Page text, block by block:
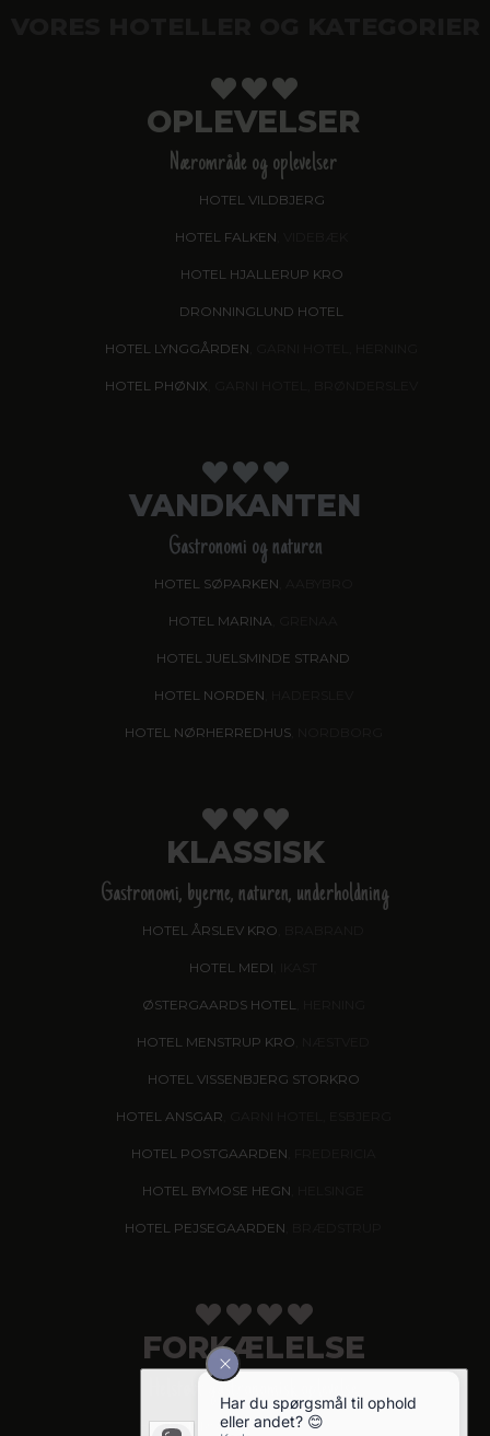
OPLEVELSER
Nærområde og oplevelser
HOTEL VILDBJERG
HOTEL FALKEN
HOTEL HJALLERUP KRO
DRONNINGLUND HOTEL
HOTEL LYNGGÅRDEN
HOTEL PHØNIX
VANDKANTEN
Gastronomi og naturen
HOTEL SØPARKEN
HOTEL MARINA
HOTEL JUELSMINDE STRAND
HOTEL NORDEN
HOTEL NØRHERREDHUS, NORDBORG
KLASSISK
Gastronomi, byerne, naturen, underholdning
HOTEL ÅRSLEV KRO
HOTEL MEDI
ØSTERGAARDS HOTEL, HERNING
HOTEL MENSTRUP KRO
HOTEL VISSENBJERG STORKRO
HOTEL ANSGAR
HOTEL POSTGAARDEN
HOTEL BYMOSE HEGN
HOTEL PEJSEGAARDEN
FORKÆLELSE
Helstøbt gastronomisk oplevelse
HOTEL KIRSTINE, NÆSTVED - NYHED!